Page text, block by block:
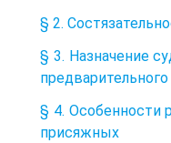
§ 2.
§ 3. Назначение
§ 4. Особенности
присяжных